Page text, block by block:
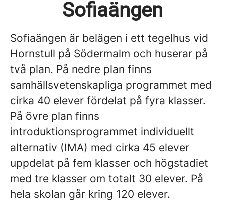
Sofiaängen
Sofiaängen är belägen i ett tegelhus vid
Hornstull på Södermalm och huserar på
två plan. På nedre plan finns
samhällsvetenskapliga programmet med
cirka 40 elever fördelat på fyra klasser.
På övre plan finns
introduktionsprogrammet individuellt
alternativ (IMA) med cirka 45 elever
uppdelat på fem klasser och högstadiet
med tre klasser om totalt 30 elever. På
hela skolan går kring 120 elever.